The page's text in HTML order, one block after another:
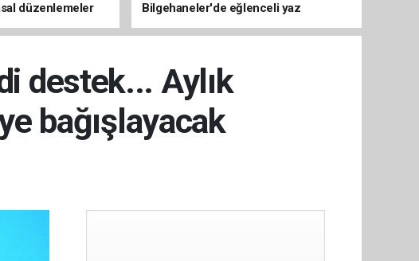
düzenlemeler
Bilgehaneler'de eğlenceli yaz
destek... Aylık
bağışlayacak